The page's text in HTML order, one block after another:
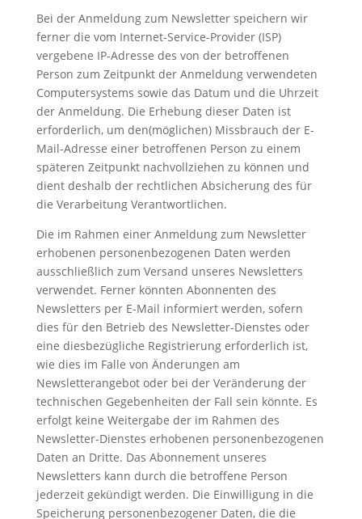
Bei der Anmeldung zum Newsletter speichern wir
ferner die vom Internet-Service-Provider (ISP)
vergebene IP-Adresse des von der betroffenen
Person zum Zeitpunkt der Anmeldung verwendeten
Computersystems sowie das Datum und die Uhrzeit
der Anmeldung. Die Erhebung dieser Daten ist
erforderlich, um den(möglichen) Missbrauch der E-
Mail-Adresse einer betroffenen Person zu einem
späteren Zeitpunkt nachvollziehen zu können und
dient deshalb der rechtlichen Absicherung des für
die Verarbeitung Verantwortlichen.
Die im Rahmen einer Anmeldung zum Newsletter
erhobenen personenbezogenen Daten werden
ausschließlich zum Versand unseres Newsletters
verwendet. Ferner könnten Abonnenten des
Newsletters per E-Mail informiert werden, sofern
dies für den Betrieb des Newsletter-Dienstes oder
eine diesbezügliche Registrierung erforderlich ist,
wie dies im Falle von Änderungen am
Newsletterangebot oder bei der Veränderung der
technischen Gegebenheiten der Fall sein könnte. Es
erfolgt keine Weitergabe der im Rahmen des
Newsletter-Dienstes erhobenen personenbezogenen
Daten an Dritte. Das Abonnement unseres
Newsletters kann durch die betroffene Person
jederzeit gekündigt werden. Die Einwilligung in die
Speicherung personenbezogener Daten, die die